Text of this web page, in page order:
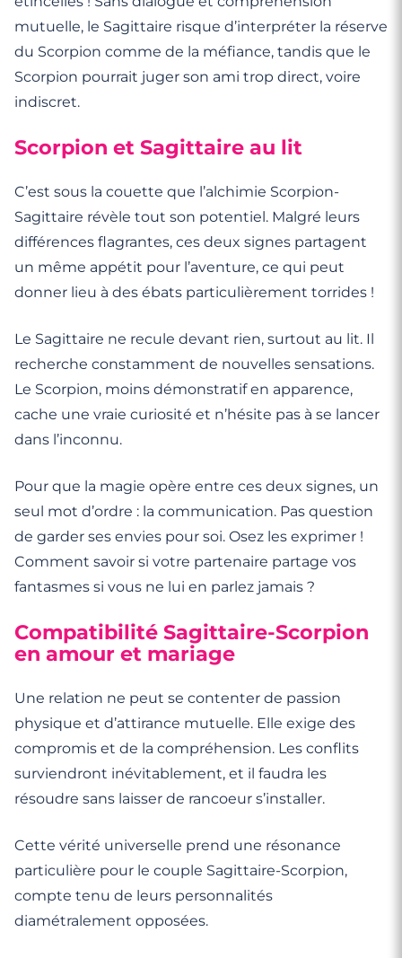
mutuelle, le Sagittaire risque d’interpréter la réserve
du Scorpion comme de la méfiance, tandis que le
Scorpion pourrait juger son ami trop direct, voire
indiscret.
Scorpion et Sagittaire au lit
C’est sous la couette que l’alchimie Scorpion-
Sagittaire révèle tout son potentiel. Malgré leurs
différences flagrantes, ces deux signes partagent
un même appétit pour l’aventure, ce qui peut
donner lieu à des ébats particulièrement torrides !
Le Sagittaire ne recule devant rien, surtout au lit. Il
recherche constamment de nouvelles sensations.
Le Scorpion, moins démonstratif en apparence,
cache une vraie curiosité et n’hésite pas à se lancer
dans l’inconnu.
Pour que la magie opère entre ces deux signes, un
seul mot d’ordre : la communication. Pas question
de garder ses envies pour soi. Osez les exprimer !
Comment savoir si votre partenaire partage vos
fantasmes si vous ne lui en parlez jamais ?
Compatibilité Sagittaire-Scorpion
en amour et mariage
Une relation ne peut se contenter de passion
physique et d’attirance mutuelle. Elle exige des
compromis et de la compréhension. Les conflits
surviendront inévitablement, et il faudra les
résoudre sans laisser de rancoeur s’installer.
Cette vérité universelle prend une résonance
particulière pour le couple Sagittaire-Scorpion,
compte tenu de leurs personnalités
diamétralement opposées.